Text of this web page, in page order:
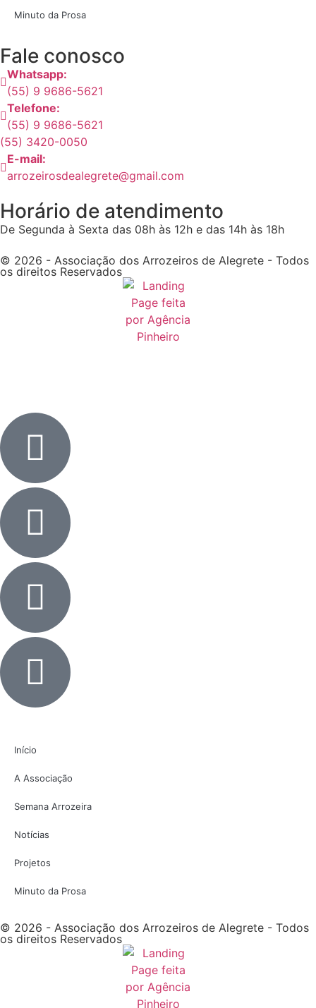
Minuto da Prosa
Fale conosco
Whatsapp:
(55) 9 9686-5621
Telefone:
(55) 9 9686-5621
(55) 3420-0050
E-mail:
arrozeirosdealegrete@gmail.com
Horário de atendimento
De Segunda à Sexta das 08h às 12h e das 14h às 18h
© 2026 - Associação dos Arrozeiros de Alegrete - Todos
os direitos Reservados
Início
A Associação
Semana Arrozeira
Notícias
Projetos
Minuto da Prosa
© 2026 - Associação dos Arrozeiros de Alegrete - Todos
os direitos Reservados